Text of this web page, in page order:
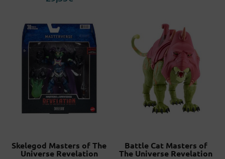
Skelegod Masters of The
Universe Revelation
Battle Cat Masters of
The Universe Revelation